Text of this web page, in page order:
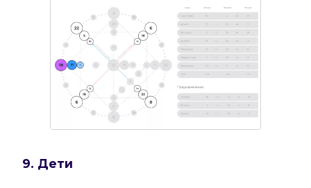
9. Дети